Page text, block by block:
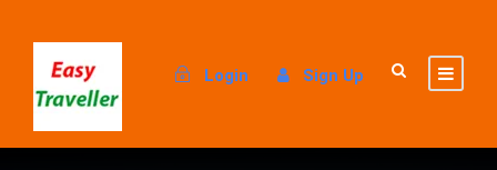
Login Sign Up